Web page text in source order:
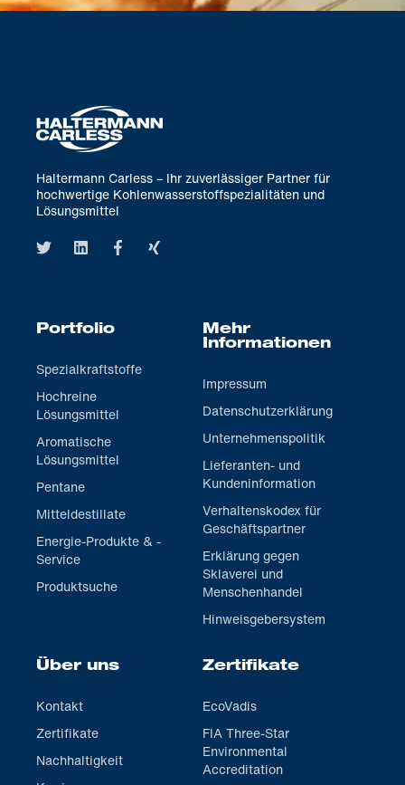
Haltermann Carless – Ihr zuverlässiger Partner für
hochwertige Kohlenwasserstoffspezialitäten und
Lösungsmittel
Portfolio
Spezialkraftstoffe
Hochreine
Lösungsmittel
Aromatische
Lösungsmittel
Pentane
Mitteldestillate
Energie-Produkte & -
Service
Produktsuche
Mehr
Informationen
Impressum
Datenschutzerklärung
Unternehmenspolitik
Lieferanten- und
Kundeninformation
Verhaltenskodex für
Geschäftspartner
Erklärung gegen
Sklaverei und
Menschenhandel
Hinweisgebersystem
Über uns
Kontakt
Zertifikate
Nachhaltigkeit
Zertifikate
EcoVadis
FIA Three-Star
Environmental
Accreditation